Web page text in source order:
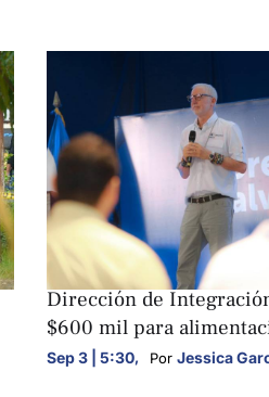
NACIONALES
Dirección de
$600 mil para
Sep 3 | 5:30, Por Jessica